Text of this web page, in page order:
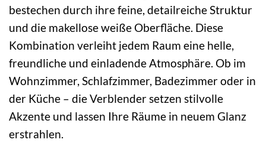
bestechen durch ihre feine, detailreiche Struktur
und die makellose weiße Oberfläche. Diese
Kombination verleiht jedem Raum eine helle,
freundliche und einladende Atmosphäre. Ob im
Wohnzimmer, Schlafzimmer, Badezimmer oder in
der Küche – die Verblender setzen stilvolle
Akzente und lassen Ihre Räume in neuem Glanz
erstrahlen.